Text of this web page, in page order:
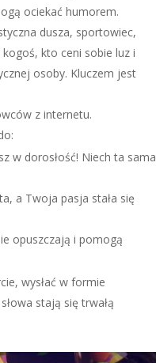
ociekać humorem.
dusza, sportowiec,
kto ceni sobie luz i
osoby. Kluczem jest
z internetu.
w dorosłość! Niech ta sama
a Twoja pasja stała się
opuszczają i pomogą
wysłać w formie
stają się trwałą